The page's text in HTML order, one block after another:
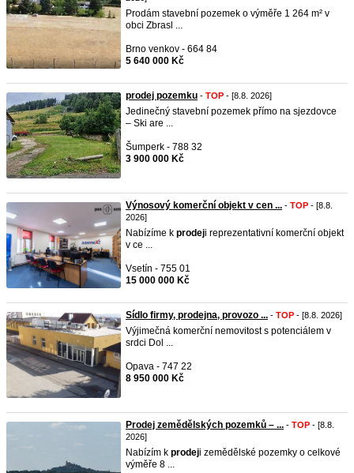
Prodám stavební pozemek o výměře 1 264 m² v
obci Zbrasl ...
Brno venkov - 664 84
5 640 000 Kč
prodej pozemku - TOP - [8.8. 2026]
Jedinečný stavební pozemek přímo na sjezdovce
– Ski are ...
Šumperk - 788 32
3 900 000 Kč
Výnosový komerční objekt v cen ... - TOP - [8.8.
2026]
Nabízíme k prodeji reprezentativní komerční objekt
v ce ...
Vsetín - 755 01
15 000 000 Kč
Sídlo firmy, prodejna, provozo ... - TOP - [8.8. 2026]
Výjimečná komerční nemovitost s potenciálem v
srdci Dol ...
Opava - 747 22
8 950 000 Kč
Prodej zemědělských pozemků – ... - TOP - [8.8.
2026]
Nabízím k prodeji zemědělské pozemky o celkové
výměře 8 ...